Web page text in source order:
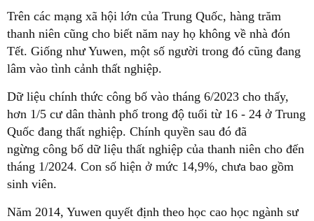
Trên các mạng xã hội lớn của Trung Quốc, hàng trăm
thanh niên cũng cho biết năm nay họ không về nhà đón
Tết. Giống như Yuwen, một số người trong đó cũng đang
lâm vào tình cảnh thất nghiệp.
Dữ liệu chính thức công bố vào tháng 6/2023 cho thấy,
hơn 1/5 cư dân thành phố trong độ tuổi từ 16 - 24 ở Trung
Quốc đang thất nghiệp. Chính quyền sau đó đã
ngừng công bố dữ liệu thất nghiệp của thanh niên cho đến
tháng 1/2024. Con số hiện ở mức 14,9%, chưa bao gồm
sinh viên.
Năm 2014, Yuwen quyết định theo học cao học ngành sư